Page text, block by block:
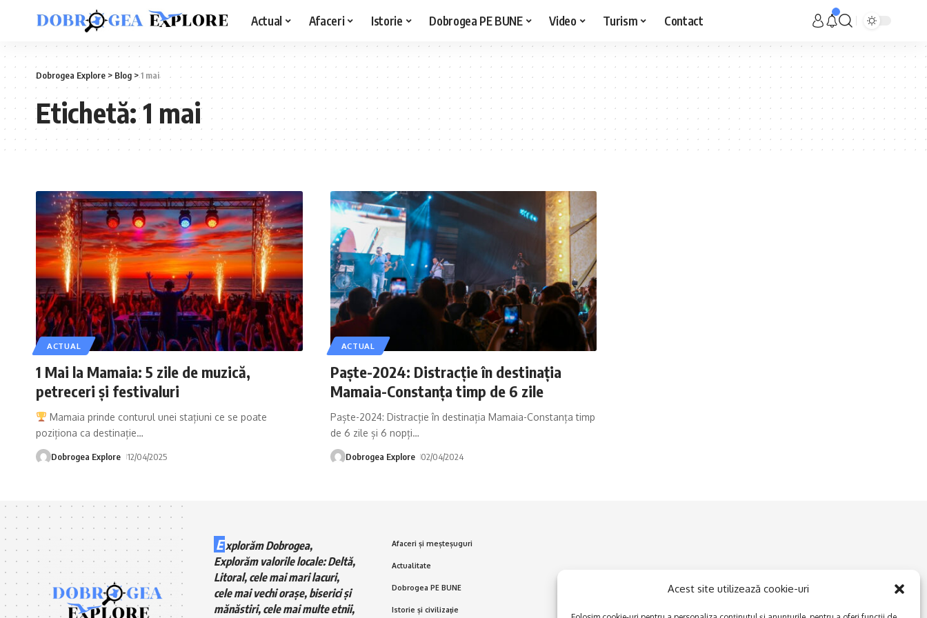
Acest site utilizează cookie-uri
Actual Afaceri Istorie Dobrogea PE BUNE Video Turism Contact
Dobrogea Explore> Blog >1 mai
Etichetă:1 mai
ACTUAL
1 Mai la Mamaia: 5 zile de muzică,
petreceri și festivaluri
Mamaia prinde conturul unei stațiuni ce se poate
poziționa ca destinație…
Dobrogea Explore 12/04/2025
ACTUAL
Paște-2024: Distracție în destinația
Mamaia-Constanța timp de 6 zile
Paște-2024: Distracție în destinația Mamaia-Constanța timp
de 6 zile și 6 nopți…
Dobrogea Explore 02/04/2024
E xplorăm Dobrogea,
Explorăm valorile locale: Deltă,
Litoral, cele mai mari lacuri,
cele mai vechi orașe, biserici și
mănăstiri, cele mai multe etnii,
Afaceri și meșteșuguri
Actualitate
Dobrogea PE BUNE
Istorie și civilizaţie